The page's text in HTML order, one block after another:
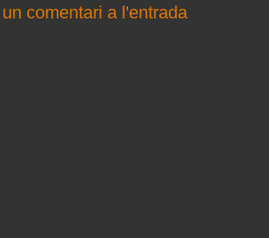
comentari a l'entrada